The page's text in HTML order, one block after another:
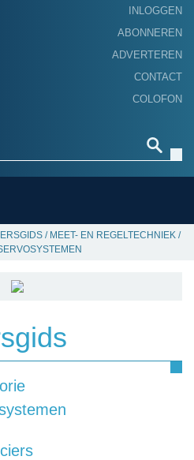
INLOGGEN
ABONNEREN
ADVERTEREN
CONTACT
COLOFON
/ MEET- EN REGELTECHNIEK /